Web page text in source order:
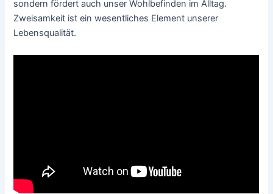
sondern fördert auch unser Wohlbefinden im Alltag.
Zweisamkeit ist ein wesentliches Element unserer
Lebensqualität.